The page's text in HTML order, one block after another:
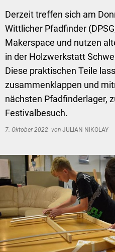
Derzeit treffen sich am
Wittlicher Pfadfinder
Makerspace und nutzen
in der Holzwerkstatt
Diese praktischen Teile
zusammenklappen und
nächsten Pfadfinderlager,
Festivalbesuch.
7. Oktober 2022 von JULIAN NIKOLAY